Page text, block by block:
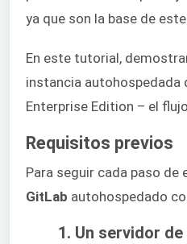
ya que son la base de
En este tutorial,
instancia autohospedada
Enterprise Edition – el
Requisitos previos
Para seguir cada paso
GitLab autohospedado
1. Un servidor